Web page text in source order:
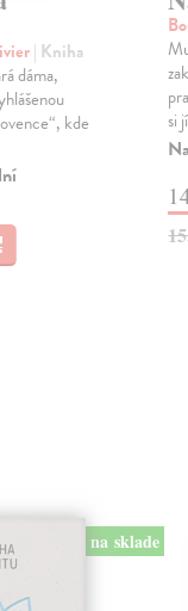
| Kniha
dáma,
kde
si
na sklade